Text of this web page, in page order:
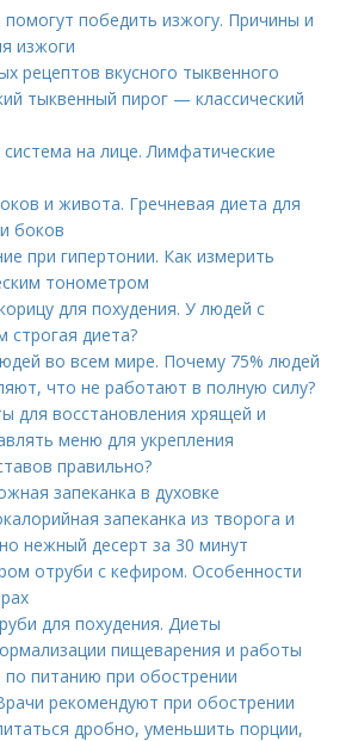
помогут победить изжогу. Причины и
изжоги
рецептов вкусного тыквенного
тыквенный пирог — классический
на лице. Лимфатические
и живота. Гречневая диета для
боков
при гипертонии. Как измерить
тонометром
для похудения. У людей с
строгая диета?
во всем мире. Почему 75% людей
что не работают в полную силу?
для восстановления хрящей и
меню для укрепления
правильно?
запеканка в духовке
запеканка из творога и
нежный десерт за 30 минут
отруби с кефиром. Особенности
для похудения. Диеты
пищеварения и работы
питанию при обострении
рекомендуют при обострении
дробно, уменьшить порции,